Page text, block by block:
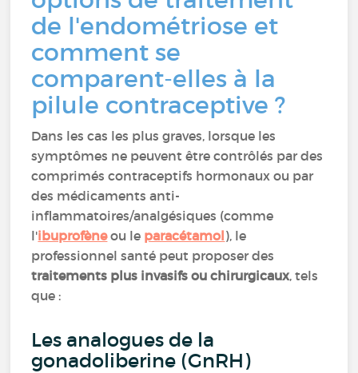
de l'endométriose et
comment se
comparent-elles à la
pilule contraceptive ?
Dans les cas les plus graves, lorsque les
symptômes ne peuvent être contrôlés par des
comprimés contraceptifs hormonaux ou par
des médicaments anti-
inflammatoires/analgésiques (comme
l'ibuprofèneou le paracétamol), le
professionnel santé peut proposer des
traitements plus invasifs ou chirurgicaux, tels
que :
Les analogues de la
gonadoliberine (GnRH)